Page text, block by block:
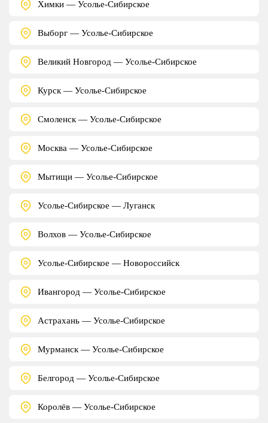
Химки — Усолье-Сибирское
Выборг — Усолье-Сибирское
Великий Новгород — Усолье-Сибирское
Курск — Усолье-Сибирское
Смоленск — Усолье-Сибирское
Москва — Усолье-Сибирское
Мытищи — Усолье-Сибирское
Усолье-Сибирское — Луганск
Волхов — Усолье-Сибирское
Усолье-Сибирское — Новороссийск
Ивангород — Усолье-Сибирское
Астрахань — Усолье-Сибирское
Мурманск — Усолье-Сибирское
Белгород — Усолье-Сибирское
Королёв — Усолье-Сибирское